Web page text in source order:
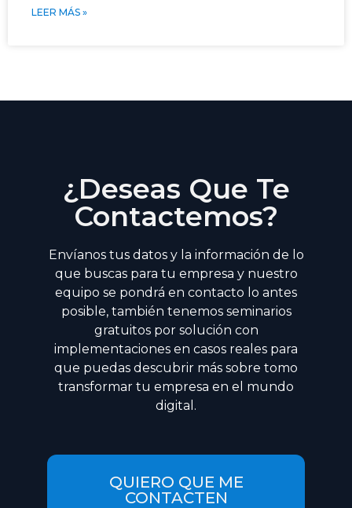
LEER MÁS »
¿Deseas Que Te
Contactemos?
Envíanos tus datos y la información de lo
que buscas para tu empresa y nuestro
equipo se pondrá en contacto lo antes
posible, también tenemos seminarios
gratuitos por solución con
implementaciones en casos reales para
que puedas descubrir más sobre tomo
transformar tu empresa en el mundo
digital.
QUIERO QUE ME
CONTACTEN